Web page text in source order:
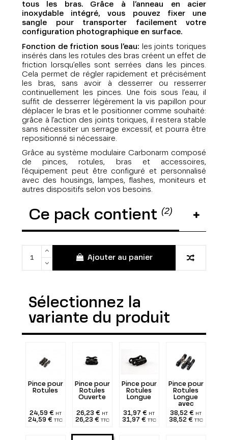
tous les bras. Grâce à l’anneau en acier
inoxydable intégré, vous pouvez fixer une
sangle pour transporter facilement votre
configuration photographique en surface.
Fonction de friction sous l’eau: les joints toriques
insérés dans les rotules des bras créent un effet de
friction lorsqu’elles sont serrées dans les pinces.
Cela permet de régler rapidement et précisément
les bras, sans avoir à desserrer ou resserrer
continuellement les pinces. Une fois sous l’eau, il
suffit de desserrer légèrement la vis papillon pour
déplacer le bras et le positionner comme souhaité:
grâce à l’action des joints toriques, il restera stable
sans nécessiter un serrage excessif, et pourra être
repositionné si nécessaire.
Grâce au système modulaire Carbonarm composé
de pinces, rotules, bras et accessoires,
l’équipement peut être configuré et personnalisé
avec des housings, lampes, flashes, moniteurs et
autres dispositifs selon vos besoins.
Ce pack contient (2)
Ajouter au panier
Sélectionnez la
variante du produit
Pince pour
Rotules
24,59 € HT
24,59 €TTC
Pince pour
Rotules
Ouverte
26,23 € HT
26,23 € TTC
Pince pour
Rotules
Longue
31,97 € HT
31,97 € TTC
Pince pour
Rotules
Longue
avec
Anneau
pour
Bandoulière
38,52 € HT
38,52 € TTC